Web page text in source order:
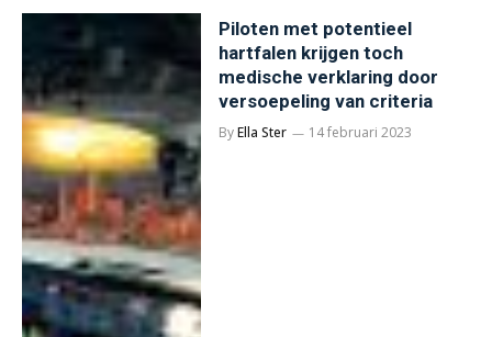
Piloten met potentieel
hartfalen krijgen toch
medische verklaring door
versoepeling van criteria
ByElla Ster 14 februari 2023